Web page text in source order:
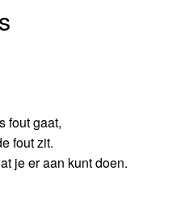
fout gaat,
fout zit.
je er aan kunt doen.